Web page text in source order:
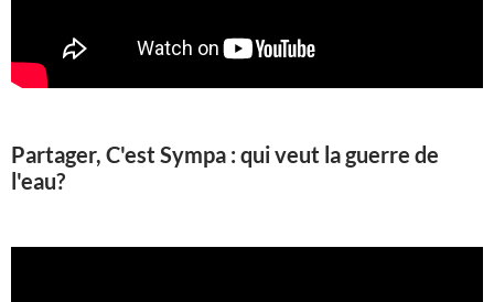
Partager, C'est Sympa : qui veut la guerre de
l'eau?